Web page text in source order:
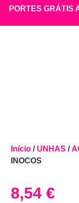
PORTES GRÁTIS
Início / UNHAS /
INOCOS
8,54€